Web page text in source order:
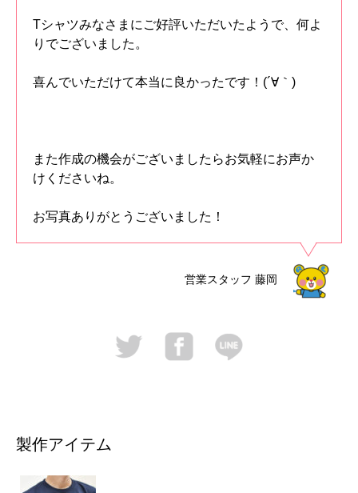
Tシャツみなさまにご好評いただいたようで、何よ
りでございました。
喜んでいただけて本当に良かったです！(´∀｀)
また作成の機会がございましたらお気軽にお声か
けくださいね。
お写真ありがとうございました！
営業スタッフ 藤岡
製作アイテム